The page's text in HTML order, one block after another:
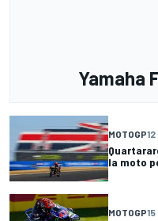
Yamaha
MOTOGP12
la moto
MOTOGP15